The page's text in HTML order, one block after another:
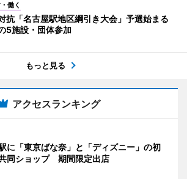
働く
抗「名古屋駅地区綱引き大会」予選始まる
5施設・団体参加
もっと見る
アクセスランキング
に「東京ばな奈」と「ディズニー」の初
同ショップ 期間限定出店